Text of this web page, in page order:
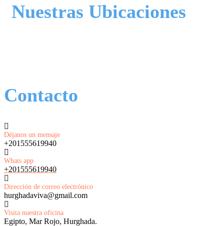
Nuestras Ubicaciones
Contacto
Déjanos un mensaje
+201555619940
Whats app
+201555619940
Dirección de correo electrónico
hurghadaviva@gmail.com
Visita nuestra oficina
Egipto, Mar Rojo, Hurghada.